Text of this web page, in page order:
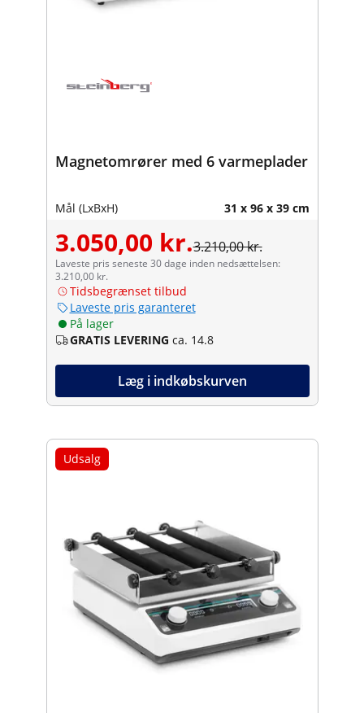
Magnetomrører med 6 varmeplader
Mål (LxBxH) 31 x 96 x 39 cm
3.050,00 kr.3.210,00 kr.
Laveste pris seneste 30 dage inden nedsættelsen:
3.210,00 kr.
Tidsbegrænset tilbud
Laveste pris garanteret
På lager
GRATIS LEVERING ca. 14.8
Læg i indkøbskurven
Udsalg